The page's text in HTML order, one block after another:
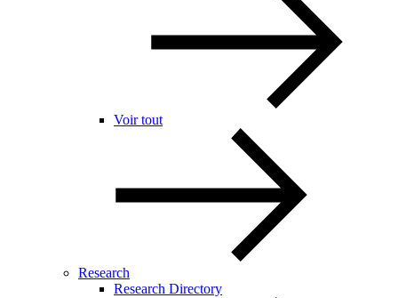
Voir tout
Research
Research Directory